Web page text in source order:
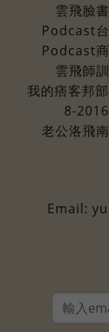
雲飛臉
Podcast
Podcast
雲飛師
我的痞客邦
8-
老公洛飛
Email: